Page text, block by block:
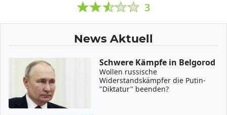
3
News Aktuell
Schwere Kämpfe in Belgorod
Wollen russische
Widerstandskämpfer die Putin-
"Diktatur" beenden?